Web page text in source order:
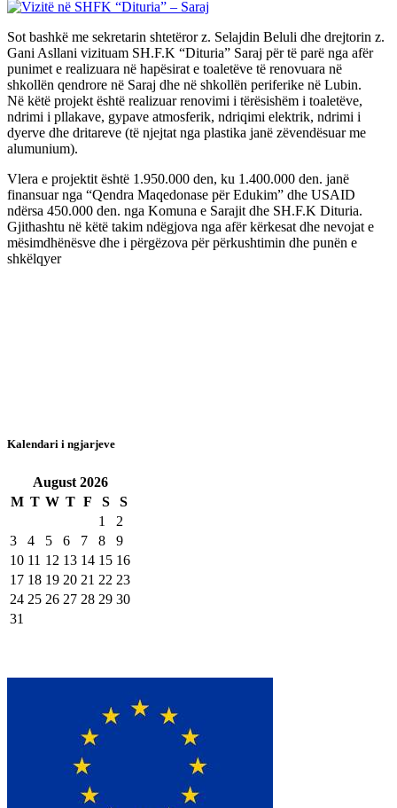
Sot bashkë me sekretarin shtetëror z. Selajdin Beluli dhe drejtorin z.
Gani Asllani vizituam SH.F.K “Dituria” Saraj për të parë nga afër
punimet e realizuara në hapësirat e toaletëve të renovuara në
shkollën qendrore në Saraj dhe në shkollën periferike në Lubin.
Në këtë projekt është realizuar renovimi i tërësishëm i toaletëve,
ndrimi i pllakave, gypave atmosferik, ndriqimi elektrik, ndrimi i
dyerve dhe dritareve (të njejtat nga plastika janë zëvendësuar me
alumunium).
Vlera e projektit është 1.950.000 den, ku 1.400.000 den. janë
finansuar nga “Qendra Maqedonase për Edukim” dhe USAID
ndërsa 450.000 den. nga Komuna e Sarajit dhe SH.F.K Dituria.
Gjithashtu në këtë takim ndëgjova nga afër kërkesat dhe nevojat e
mësimdhënësve dhe i përgëzova për përkushtimin dhe punën e
shkëlqyer
Kalendari i ngjarjeve
August 2026
M T W T F S
S
1
2
3
4 5 6 7 8
9
10 11 12 13 14 15 16
17 18 19 20 21 22 23
24 25 26 27 28 29 30
31